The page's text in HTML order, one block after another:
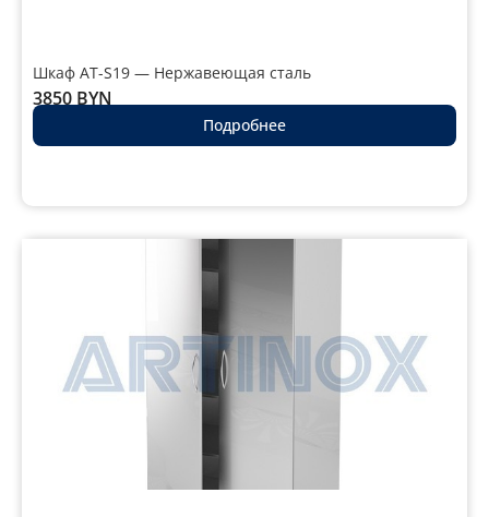
Шкаф AT-S19 — Нержавеющая сталь
3850 BYN
Подробнее